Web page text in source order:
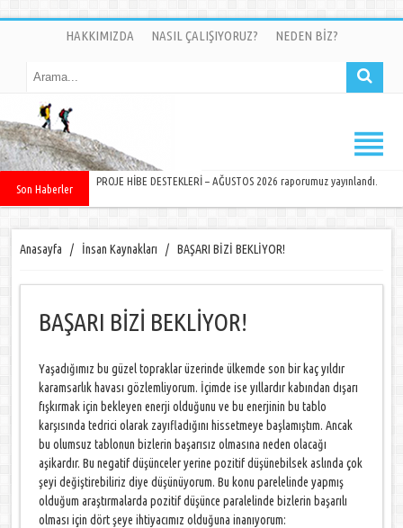
HAKKIMIZDA NASIL ÇALIŞIYORUZ? NEDEN BİZ?
Son Haberler
PROJE HİBE DESTEKLERİ – AĞUSTOS 2026 raporumuz yayınlandı.
Anasayfa / İnsan Kaynakları / BAŞARI BİZİ BEKLİYOR!
BAŞARI BİZİ BEKLİYOR!
Yaşadığımız bu güzel topraklar üzerinde ülkemde son bir kaç yıldır
karamsarlık havası gözlemliyorum. İçimde ise yıllardır kabından dışarı
fışkırmak için bekleyen enerji olduğunu ve bu enerjinin bu tablo
karşısında tedrici olarak zayıfladığını hissetmeye başlamıştım. Ancak
bu olumsuz tablonun bizlerin başarısız olmasına neden olacağı
aşikardır. Bu negatif düşünceler yerine pozitif düşünebilsek aslında çok
şeyi değiştirebiliriz diye düşünüyorum. Bu konu parelelinde yapmış
olduğum araştırmalarda pozitif düşünce paralelinde bizlerin başarılı
olması için dört şeye ihtiyacımız olduğuna inanıyorum: